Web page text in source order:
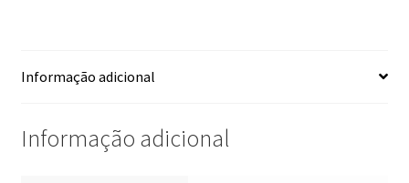
Informação adicional
Informação adicional